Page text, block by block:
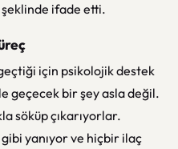
ifade etti.
için psikolojik destek
geçecek bir şey asla değil.
söküp çıkarıyorlar.
yanıyor ve hiçbir ilaç